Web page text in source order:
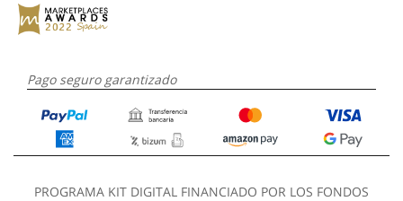
Pago seguro garantizado
PROGRAMA KIT DIGITAL FINANCIADO POR LOS FONDOS